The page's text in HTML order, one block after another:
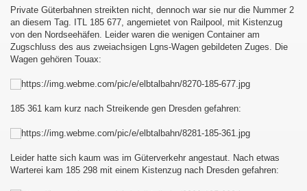
Private Güterbahnen streikten nicht, dennoch war sie nur die Nummer 2
an diesem Tag. ITL 185 677, angemietet von Railpool, mit Kistenzug
von den Nordseehäfen. Leider waren die wenigen Container am
Zugschluss des aus zweiachsigen Lgns-Wagen gebildeten Zuges. Die
Wagen gehören Touax:
185 361 kam kurz nach Streikende gen Dresden gefahren:
Leider hatte sich kaum was im Güterverkehr angestaut. Nach etwas
Warterei kam 185 298 mit einem Kistenzug nach Dresden gefahren: